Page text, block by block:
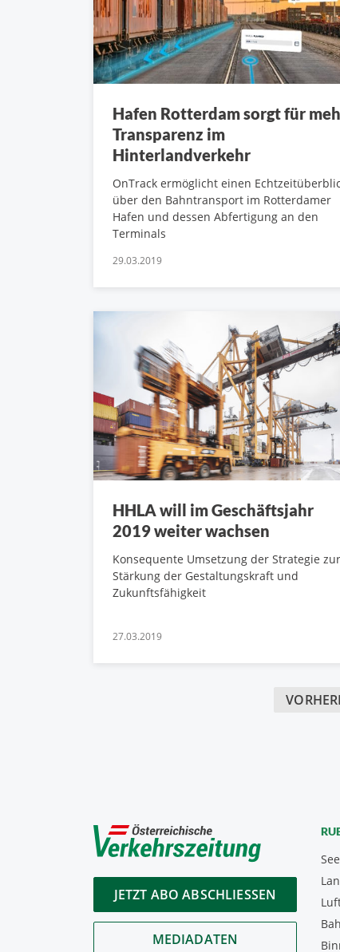
Hafen Rotterdam sorgt für
Transparenz im
Hinterlandverkehr
OnTrack ermöglicht einen
über den Bahntransport im Rotterdamer
Hafen und dessen Abfertigung an den
Terminals
29.03.2019
HHLA will im Geschäftsjahr
2019 weiter wachsen
Konsequente Umsetzung der Strategie zur
Stärkung der Gestaltungskraft und
Zukunftsfähigkeit
27.03.2019
JETZT ABO ABSCHLIESSEN
MEDIADATEN
See